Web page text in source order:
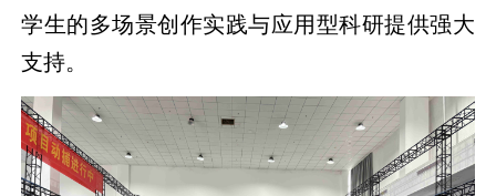
学生的多场景创作实践与应用型科研提供强大
支持。